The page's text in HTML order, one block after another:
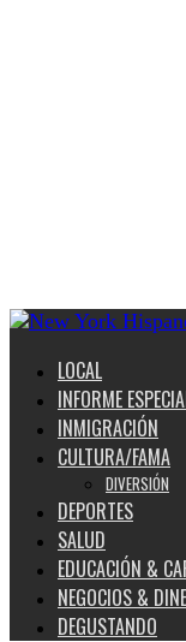
LOCAL
INFORME
INMIGRACIÓN
CULTURA/FAMA
DIVERSIÓN
DEPORTES
SALUD
EDUCACIÓN &
NEGOCIOS &
DEGUSTANDO